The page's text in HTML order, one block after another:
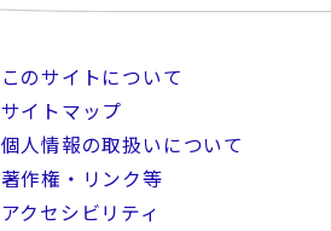
このサイトについて
サイトマップ
個人情報の取扱いについて
著作権・リンク等
アクセシビリティ